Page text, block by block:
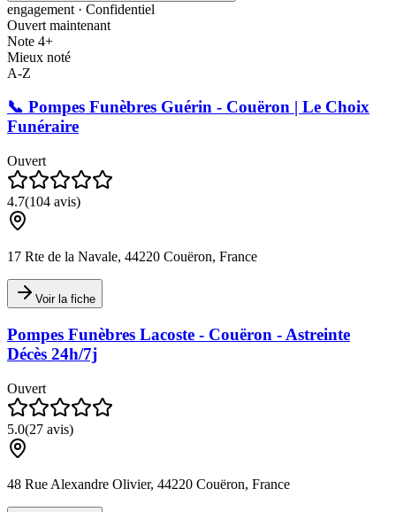
engagement · Confidentiel
Ouvert maintenant
Note 4+
Mieux noté
A-Z
📞 Pompes Funèbres Guérin - Couëron | Le Choix
Funéraire
Ouvert
4.7(104 avis)
17 Rte de la Navale, 44220 Couëron, France
Voir la fiche
Pompes Funèbres Lacoste - Couëron - Astreinte
Décès 24h/7j
Ouvert
5.0(27 avis)
48 Rue Alexandre Olivier, 44220 Couëron, France